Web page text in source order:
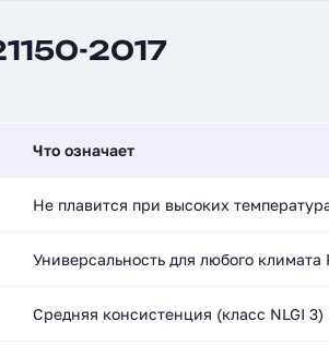
2017
Что означает
Не плавится при высоких
Универсальность для любого
Средняя консистенция (класс NLGI 3)